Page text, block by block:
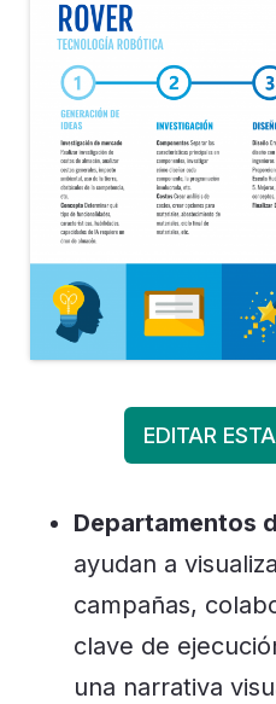
EDITAR
Departamentos
ayudan a
campañas,
clave de
una narrativa